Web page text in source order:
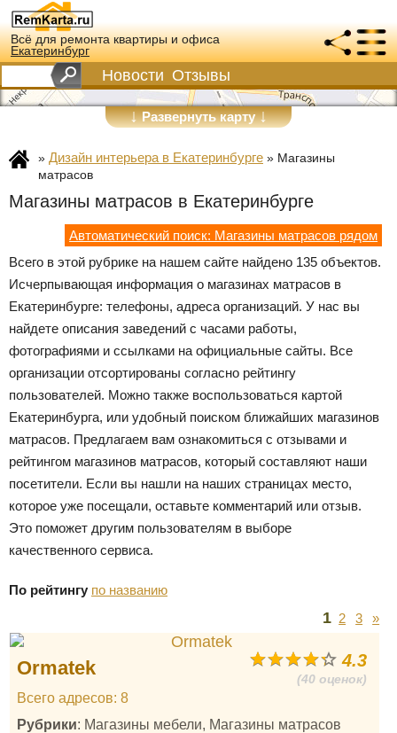
Всё для ремонта квартиры и офиса
Екатеринбург
Новости Отзывы
↓Развернуть карту↓
» Дизайн интерьера в Екатеринбурге » Магазины
матрасов
Магазины матрасов в Екатеринбурге
Автоматический поиск: Магазины матрасов рядом
Всего в этой рубрике на нашем сайте найдено 135 объектов.
Исчерпывающая информация о магазинах матрасов в
Екатеринбурге: телефоны, адреса организаций. У нас вы
найдете описания заведений с часами работы,
фотографиями и ссылками на официальные сайты. Все
организации отсортированы согласно рейтингу
пользователей. Можно также воспользоваться картой
Екатеринбурга, или удобный поиском ближайших магазинов
матрасов. Предлагаем вам ознакомиться с отзывами и
рейтингом магазинов матрасов, который составляют наши
посетители. Если вы нашли на наших страницах место,
которое уже посещали, оставьте комментарий или отзыв.
Это поможет другим пользователям в выборе
качественного сервиса.
По рейтингу по названию
1 2 3 »
4.3
(40 оценок)
Ormatek
Всего адресов: 8
Рубрики: Магазины мебели, Магазины матрасов